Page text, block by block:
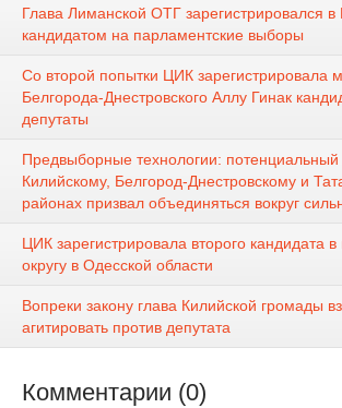
Глава Лиманской ОТГ зарегистрировался
кандидатом на парламентские выборы
Со второй попытки ЦИК зарегистрировала
Белгорода-Днестровского Аллу Гинак
депутаты
Предвыборные технологии: потенциальный
Килийскому, Белгород-Днестровскому и
районах призвал объединяться вокруг
ЦИК зарегистрировала второго кандидата
округу в Одесской области
Вопреки закону глава Килийской громады
агитировать против депутата
Комментарии (0)